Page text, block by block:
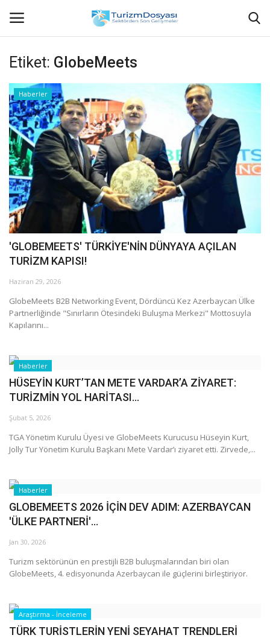
Anasayfa
Bize Ulaşın
Künye
Halil ÖNCÜ kimdir?
KVKK Aydınlatma Metni
Haberler
Görüntülü
Araştırma - İnceleme
Lezzet Durakları
Röportajlar
Gezi - Yorum
Sizlerden Gelenler
Yorumlar
Video Tanıtım
Köşe Yazarları
Galeri
Etiket: GlobeMeets
Haberler
'GLOBEMEETS' TÜRKİYE'NİN DÜNYAYA AÇILAN
TURİZM KAPISI!
Haziran 29, 2026
GlobeMeets B2B Networking Event, Dördüncü Kez Azerbaycan Ülke
Partnerliğinde "Sınırların Ötesindeki Buluşma Merkezi" Mottosuyla
Kapılarını...
Haberler
HÜSEYİN KURT’TAN METE VARDAR’A ZİYARET:
TURİZMİN YOL HARİTASI...
Şubat 5, 2026
TGA Yönetim Kurulu Üyesi ve GlobeMeets Kurucusu Hüseyin Kurt,
Jolly Tur Yönetim Kurulu Başkanı Mete Vardar’ı ziyaret etti. Zirvede,...
Haberler
GLOBEMEETS 2026 İÇİN DEV ADIM: AZERBAYCAN
'ÜLKE PARTNERİ'...
Jan 30, 2026
Turizm sektörünün en prestijli B2B buluşmalarından biri olan
GlobeMeets, 4. edisyonunda Azerbaycan ile güçlerini birleştiriyor.
Araştırma - İnceleme
TÜRK TURİSTLERİN YENİ SEYAHAT TRENDLERİ